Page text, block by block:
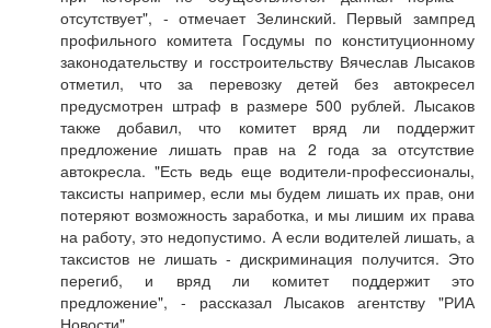
отсутствует", - отмечает Зелинский. Первый зампред
профильного комитета Госдумы по конституционному
законодательству и госстроительству Вячеслав Лысаков
отметил, что за перевозку детей без автокресел
предусмотрен штраф в размере 500 рублей. Лысаков
также добавил, что комитет вряд ли поддержит
предложение лишать прав на 2 года за отсутствие
автокресла. "Есть ведь еще водители-профессионалы,
таксисты например, если мы будем лишать их прав, они
потеряют возможность заработка, и мы лишим их права
на работу, это недопустимо. А если водителей лишать, а
таксистов не лишать - дискриминация получится. Это
перегиб, и вряд ли комитет поддержит это
предложение", - рассказал Лысаков агентству "РИА
Новости".